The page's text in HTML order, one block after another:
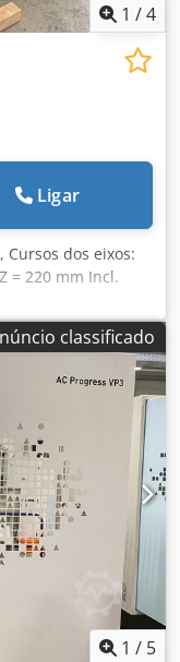
1 /4
Ligar
, Cursos dos eixos:
= 220 mm Incl.
Swd Aspfx
classificado
1 / 5